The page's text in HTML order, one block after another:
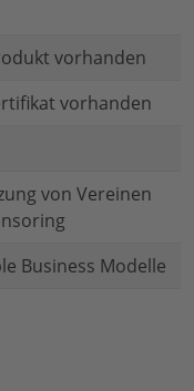
vorhanden
vorhanden
von Vereinen
Business Modelle